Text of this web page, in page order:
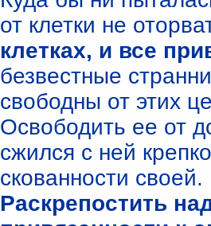
от клетки не
клетках, и все
безвестные
свободны от этих
Освободить ее от
сжился с ней
скованности своей.
Раскрепостить